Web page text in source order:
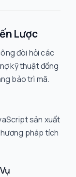
Lược
đòi hỏi các
kỹ thuật đồng
bảo trì mã.
sản xuất
pháp tích